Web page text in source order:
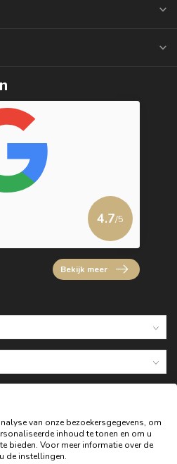
4.7/5
Bekijk meer
van onze bezoekersgegevens, om
inhoud te tonen en om u
bieden. Voor meer informatie over de
de instellingen.